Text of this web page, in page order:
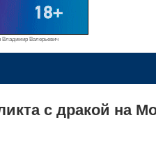
Валерьевич
с дракой на